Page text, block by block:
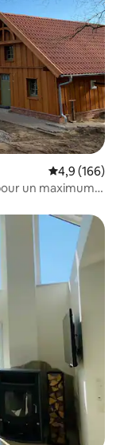
Évaluation
4,9 (166)
un maximum